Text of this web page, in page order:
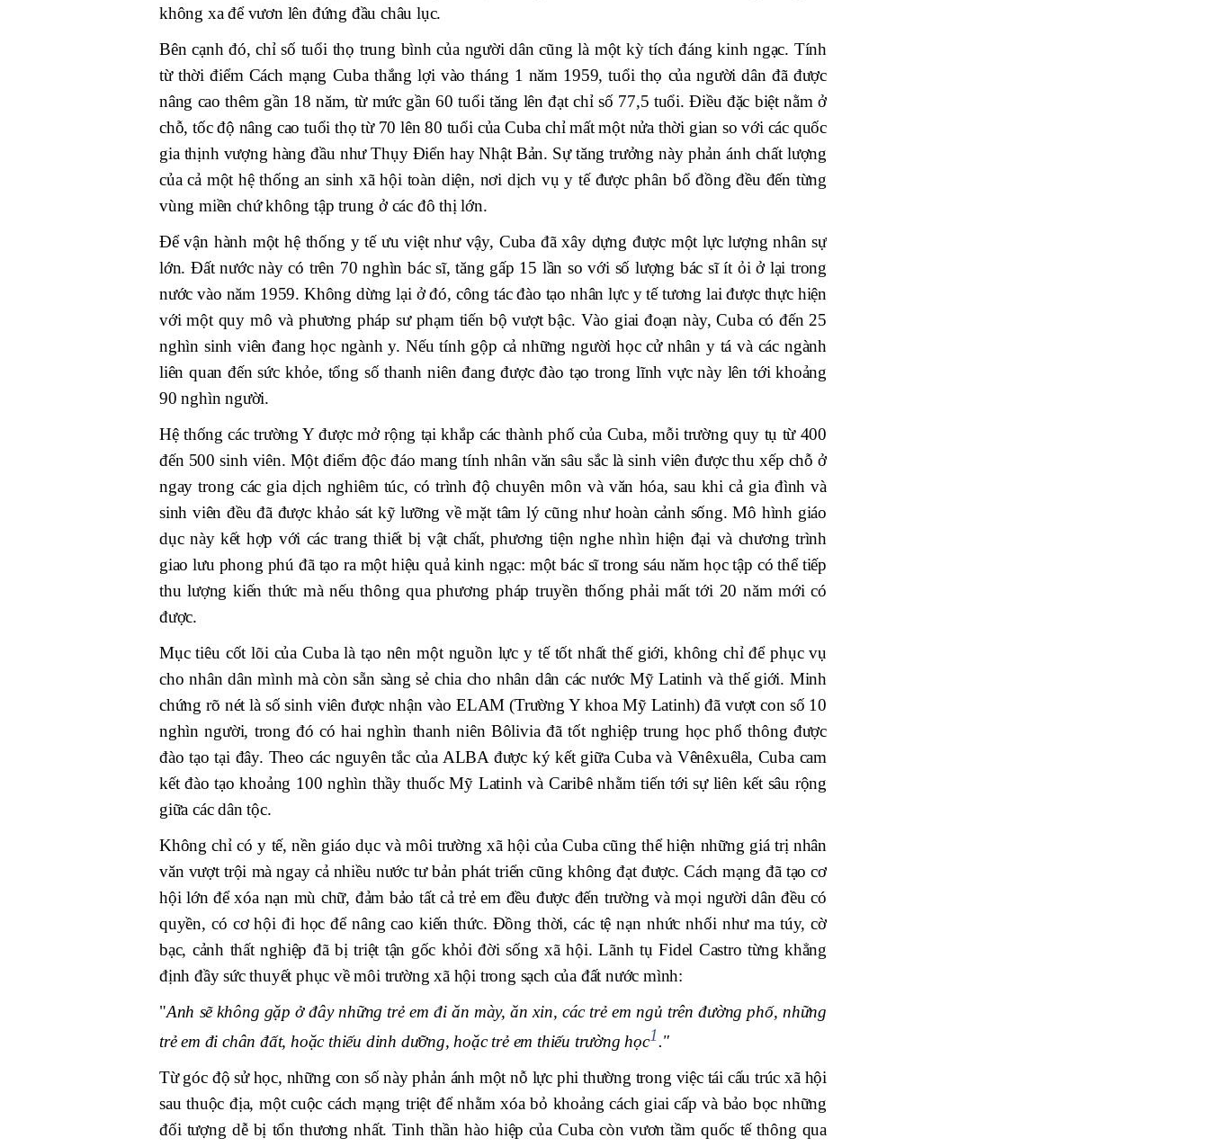
không xa để vươn lên đứng đầu châu lục.
Bên cạnh đó, chỉ số tuổi thọ trung bình của người dân cũng là một kỳ tích đáng kinh ngạc. Tính
từ thời điểm Cách mạng Cuba thắng lợi vào tháng 1 năm 1959, tuổi thọ của người dân đã được
nâng cao thêm gần 18 năm, từ mức gần 60 tuổi tăng lên đạt chỉ số 77,5 tuổi. Điều đặc biệt nằm ở
chỗ, tốc độ nâng cao tuổi thọ từ 70 lên 80 tuổi của Cuba chỉ mất một nửa thời gian so với các quốc
gia thịnh vượng hàng đầu như Thụy Điển hay Nhật Bản. Sự tăng trưởng này phản ánh chất lượng
của cả một hệ thống an sinh xã hội toàn diện, nơi dịch vụ y tế được phân bổ đồng đều đến từng
vùng miền chứ không tập trung ở các đô thị lớn.
Để vận hành một hệ thống y tế ưu việt như vậy, Cuba đã xây dựng được một lực lượng nhân sự
lớn. Đất nước này có trên 70 nghìn bác sĩ, tăng gấp 15 lần so với số lượng bác sĩ ít ỏi ở lại trong
nước vào năm 1959. Không dừng lại ở đó, công tác đào tạo nhân lực y tế tương lai được thực hiện
với một quy mô và phương pháp sư phạm tiến bộ vượt bậc. Vào giai đoạn này, Cuba có đến 25
nghìn sinh viên đang học ngành y. Nếu tính gộp cả những người học cử nhân y tá và các ngành
liên quan đến sức khỏe, tổng số thanh niên đang được đào tạo trong lĩnh vực này lên tới khoảng
90 nghìn người.
Hệ thống các trường Y được mở rộng tại khắp các thành phố của Cuba, mỗi trường quy tụ từ 400
đến 500 sinh viên. Một điểm độc đáo mang tính nhân văn sâu sắc là sinh viên được thu xếp chỗ ở
ngay trong các gia dịch nghiêm túc, có trình độ chuyên môn và văn hóa, sau khi cả gia đình và
sinh viên đều đã được khảo sát kỹ lưỡng về mặt tâm lý cũng như hoàn cảnh sống. Mô hình giáo
dục này kết hợp với các trang thiết bị vật chất, phương tiện nghe nhìn hiện đại và chương trình
giao lưu phong phú đã tạo ra một hiệu quả kinh ngạc: một bác sĩ trong sáu năm học tập có thể tiếp
thu lượng kiến thức mà nếu thông qua phương pháp truyền thống phải mất tới 20 năm mới có
được.
Mục tiêu cốt lõi của Cuba là tạo nên một nguồn lực y tế tốt nhất thế giới, không chỉ để phục vụ
cho nhân dân mình mà còn sẵn sàng sẻ chia cho nhân dân các nước Mỹ Latinh và thế giới. Minh
chứng rõ nét là số sinh viên được nhận vào ELAM (Trường Y khoa Mỹ Latinh) đã vượt con số 10
nghìn người, trong đó có hai nghìn thanh niên Bôlivia đã tốt nghiệp trung học phổ thông được
đào tạo tại đây. Theo các nguyên tắc của ALBA được ký kết giữa Cuba và Vênêxuêla, Cuba cam
kết đào tạo khoảng 100 nghìn thầy thuốc Mỹ Latinh và Caribê nhằm tiến tới sự liên kết sâu rộng
giữa các dân tộc.
Không chỉ có y tế, nền giáo dục và môi trường xã hội của Cuba cũng thể hiện những giá trị nhân
văn vượt trội mà ngay cả nhiều nước tư bản phát triển cũng không đạt được. Cách mạng đã tạo cơ
hội lớn để xóa nạn mù chữ, đảm bảo tất cả trẻ em đều được đến trường và mọi người dân đều có
quyền, có cơ hội đi học để nâng cao kiến thức. Đồng thời, các tệ nạn nhức nhối như ma túy, cờ
bạc, cảnh thất nghiệp đã bị triệt tận gốc khỏi đời sống xã hội. Lãnh tụ Fidel Castro từng khẳng
định đầy sức thuyết phục về môi trường xã hội trong sạch của đất nước mình:
"Anh sẽ không gặp ở đây những trẻ em đi ăn mày, ăn xin, các trẻ em ngủ trên đường phố, những
trẻ em đi chân đất, hoặc thiếu dinh dưỡng, hoặc trẻ em thiếu trường học1."
Từ góc độ sử học, những con số này phản ánh một nỗ lực phi thường trong việc tái cấu trúc xã hội
sau thuộc địa, một cuộc cách mạng triệt để nhằm xóa bỏ khoảng cách giai cấp và bảo bọc những
đối tượng dễ bị tổn thương nhất. Tinh thần hào hiệp của Cuba còn vươn tầm quốc tế thông qua